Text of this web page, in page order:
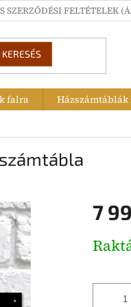
SZERZŐDÉSI FELTÉTELEK
KERESÉS
falra
7